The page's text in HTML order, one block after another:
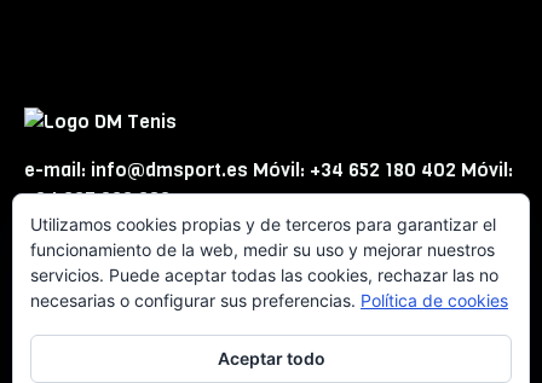
e-mail: info@dmsport.es Móvil: +34 652 180 402 Móvil:
+34 667 863 623
Utilizamos cookies propias y de terceros para garantizar el
funcionamiento de la web, medir su uso y mejorar nuestros
servicios. Puede aceptar todas las cookies, rechazar las no
necesarias o configurar sus preferencias. Política de cookies
Aceptar todo